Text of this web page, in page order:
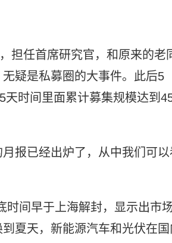
担任首席研究官，和原来的老
疑是私募圈的大事件。此后5
天时间里面累计募集规模达到
报已经出炉了，从中我们可以
时间早于上海解封，显示出市
夏天，新能源汽车和光伏在国